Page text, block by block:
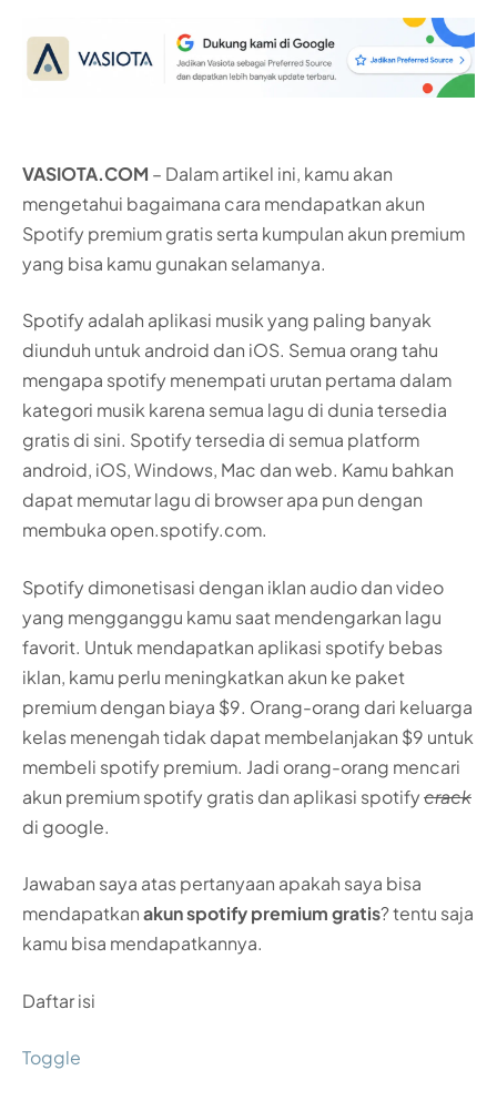
VASIOTA.COM – Dalam artikel ini, kamu akan
mengetahui bagaimana cara mendapatkan akun
Spotify premium gratis serta kumpulan akun premium
yang bisa kamu gunakan selamanya.
Spotify adalah aplikasi musik yang paling banyak
diunduh untuk android dan iOS. Semua orang tahu
mengapa spotify menempati urutan pertama dalam
kategori musik karena semua lagu di dunia tersedia
gratis di sini. Spotify tersedia di semua platform
android, iOS, Windows, Mac dan web. Kamu bahkan
dapat memutar lagu di browser apa pun dengan
membuka open.spotify.com.
Spotify dimonetisasi dengan iklan audio dan video
yang mengganggu kamu saat mendengarkan lagu
favorit. Untuk mendapatkan aplikasi spotify bebas
iklan, kamu perlu meningkatkan akun ke paket
premium dengan biaya $9. Orang-orang dari keluarga
kelas menengah tidak dapat membelanjakan $9 untuk
membeli spotify premium. Jadi orang-orang mencari
akun premium spotify gratis dan aplikasi spotifycrack
di google.
Jawaban saya atas pertanyaan apakah saya bisa
mendapatkanakun spotify premium gratis? tentu saja
kamu bisa mendapatkannya.
Daftar isi
Toggle